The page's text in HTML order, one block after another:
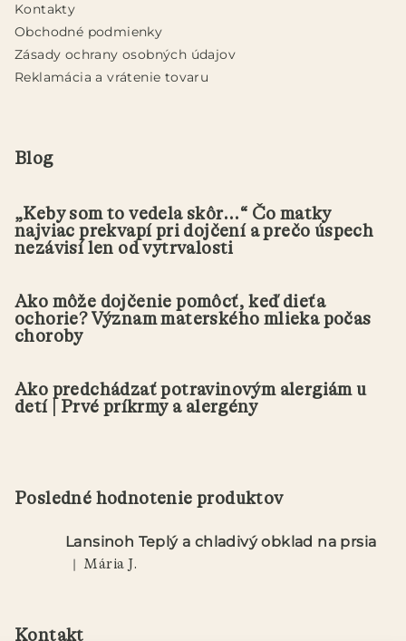
Kontakty
Obchodné podmienky
Zásady ochrany osobných údajov
Reklamácia a vrátenie tovaru
Blog
„Keby som to vedela skôr...“ Čo matky
najviac prekvapí pri dojčení a prečo úspech
nezávisí len od vytrvalosti
Ako môže dojčenie pomôcť, keď dieťa
ochorie? Význam materského mlieka počas
choroby
Ako predchádzať potravinovým alergiám u
detí | Prvé príkrmy a alergény
Posledné hodnotenie produktov
Lansinoh Teplý a chladivý obklad na prsia
Hodnotenie produktu je 5 z 5 hviezdičiek.
| Mária J.
Kontakt